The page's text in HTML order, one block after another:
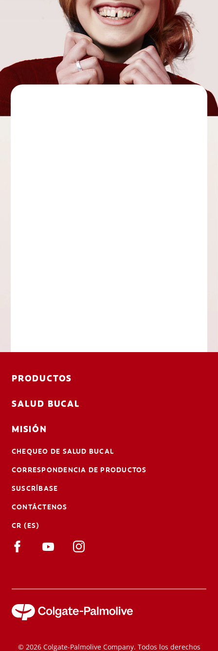
PRODUCTOS
SALUD BUCAL
MISIÓN
CHEQUEO DE SALUD BUCAL
CORRESPONDENCIA DE PRODUCTOS
SUSCRÍBASE
CONTÁCTENOS
CR (ES)
© 2026 Colgate-Palmolive Company. Todos los derechos